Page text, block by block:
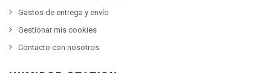
Gastos de entrega y envío
Gestionar mis cookies
Contacto con nosotros